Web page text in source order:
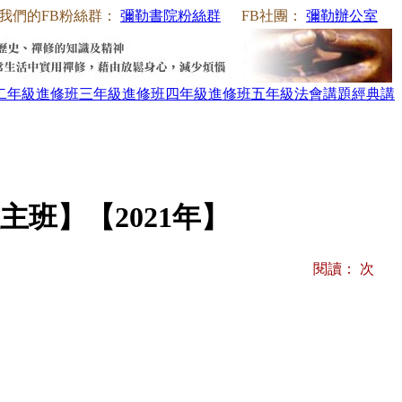
們的FB粉絲群： 彌勒書院粉絲群 FB社團： 彌勒辦公室
年級進修班三年級進修班四年級進修班五年級法會講題經典講
班】【2021年】
閱讀： 次